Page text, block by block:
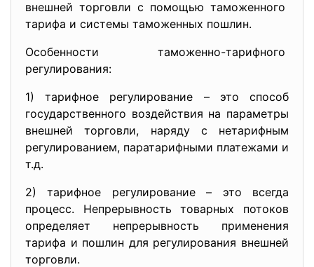
внешней торговли с помощью таможенного
тарифа и системы таможенных пошлин.
Особенности таможенно-тарифного
регулирования:
1) тарифное регулирование – это способ
государственного воздействия на параметры
внешней торговли, наряду с нетарифным
регулированием, паратарифными платежами и
т.д.
2) тарифное регулирование – это всегда
процесс. Непрерывность товарных потоков
определяет непрерывность применения
тарифа и пошлин для регулирования внешней
торговли.